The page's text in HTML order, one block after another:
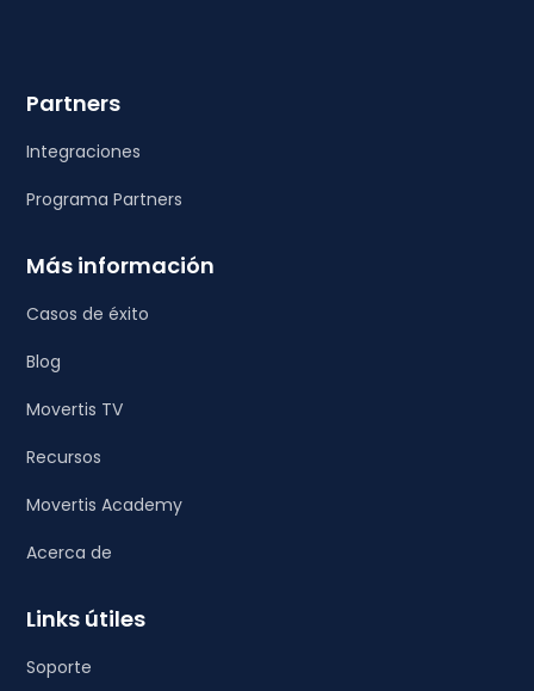
Partners
Integraciones
Programa Partners
Más información
Casos de éxito
Blog
Movertis TV
Recursos
Movertis Academy
Acerca de
Links útiles
Soporte